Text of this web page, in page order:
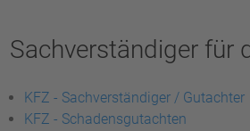
Sachverständiger für
KFZ - Sachverständiger / Gutachter
KFZ - Schadensgutachten